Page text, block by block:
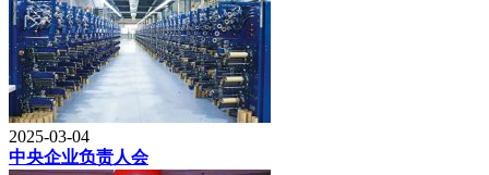
2025-03-04
中央企业负责人会